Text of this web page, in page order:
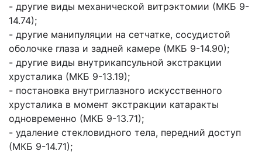
- другие виды механической витрэктомии (МКБ 9-
14.74);
- другие манипуляции на сетчатке, сосудистой
оболочке глаза и задней камере (МКБ 9-14.90);
- другие виды внутрикапсульной экстракции
хрусталика (МКБ 9-13.19);
- постановка внутриглазного искусственного
хрусталика в момент экстракции катаракты
одновременно (МКБ 9-13.71);
- удаление стекловидного тела, передний доступ
(МКБ 9-14.71);